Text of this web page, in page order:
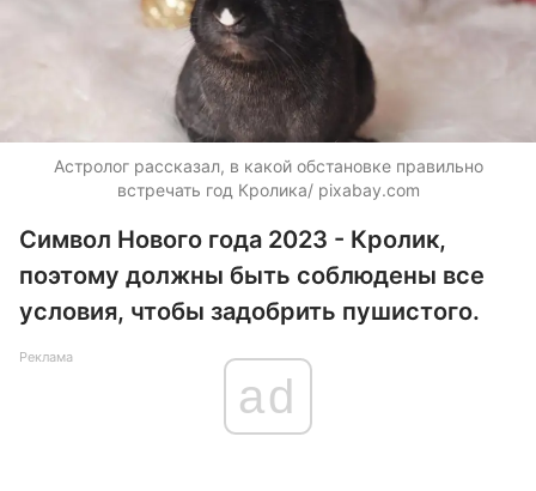
Астролог рассказал, в какой обстановке правильно
встречать год Кролика/ pixabay.com
Символ Нового года 2023 - Кролик,
поэтому должны быть соблюдены все
условия, чтобы задобрить пушистого.
Реклама
ad